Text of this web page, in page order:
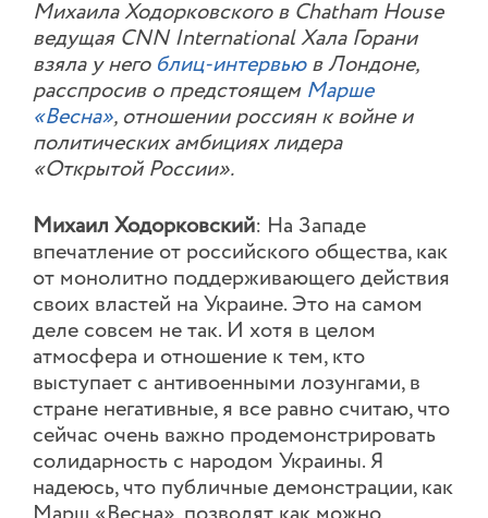
Михаила Ходорковского в Chatham House
ведущая CNN International Хала Горани
взяла у него блиц-интервьюв Лондоне,
расспросив о предстоящем Марше
«Весна», отношении россиян к войне и
политических амбициях лидера
«Открытой России».
Михаил Ходорковский: На Западе
впечатление от российского общества, как
от монолитно поддерживающего действия
своих властей на Украине. Это на самом
деле совсем не так. И хотя в целом
атмосфера и отношение к тем, кто
выступает с антивоенными лозунгами, в
стране негативные, я все равно считаю, что
сейчас очень важно продемонстрировать
солидарность с народом Украины. Я
надеюсь, что публичные демонстрации, как